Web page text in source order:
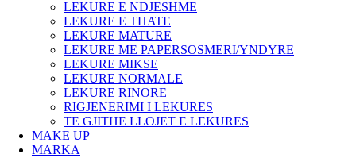
LEKURE E NDJESHME
LEKURE E THATE
LEKURE MATURE
LEKURE ME PAPERSOSMERI/YNDYRE
LEKURE MIKSE
LEKURE NORMALE
LEKURE RINORE
RIGJENERIMI I LEKURES
TE GJITHE LLOJET E LEKURES
MAKE UP
MARKA